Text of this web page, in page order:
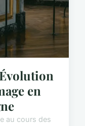
en
au cours des